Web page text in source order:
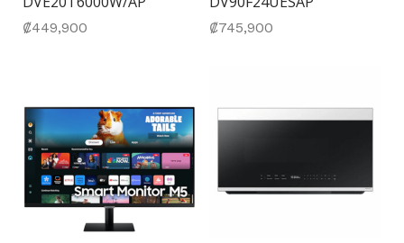
₡449,900 ₡745,900